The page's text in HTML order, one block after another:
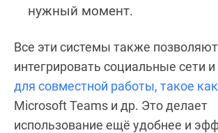
нужный момент.
Все эти системы также позволяют
интегрировать социальные сети и
для совместной работы, такое
Microsoft Teams и др. Это делает
использование ещё удобнее и